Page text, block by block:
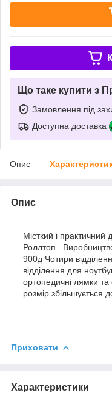
Що таке купити з
Замовлення під
Доступна доставка
Опис
Опис
Місткий і практичний
Роллтоп
900д Чотири
відділення для
ортопедичні лямки
розмір збільшується
Приховати
Характеристики